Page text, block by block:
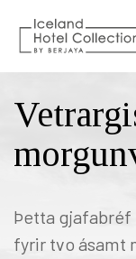
VELDU HÓTEL
Karfan þín
Karfan þín
Þetta
fyrir tvo ásamt